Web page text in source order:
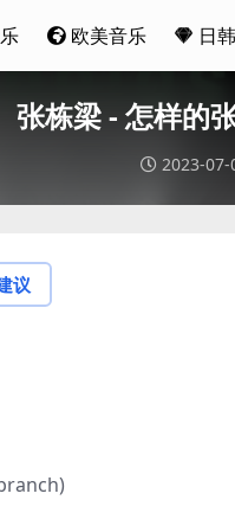
欧美音乐 日
张栋梁 - 怎样的
2023-07-
议